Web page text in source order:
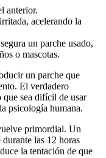
anterior.
acelerando la
un parche usado,
o mascotas.
un parche que
El verdadero
sea difícil de usar
psicología humana.
primordial. Un
las 12 horas
la tentación de que